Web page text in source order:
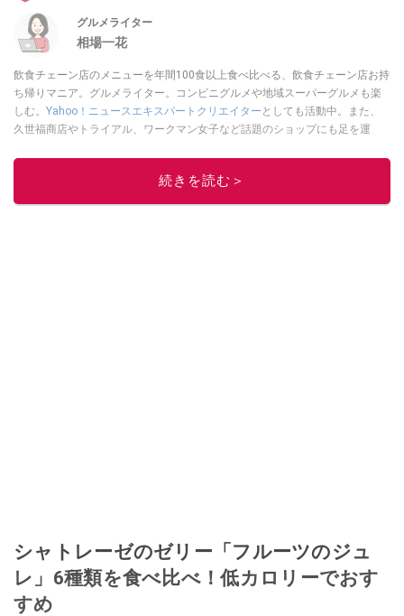
グルメライター
相場一花
飲食チェーン店のメニューを年間100食以上食べ比べる、飲食チェーン店お持
ち帰りマニア。グルメライター。コンビニグルメや地域スーパーグルメも楽
しむ。 Yahoo！ニュースエキスパートクリエイター としても活動中。また、
久世福商店やトライアル、ワークマン女子など話題のショップにも足を運
「週刊プレイボーイ」、宝島社「おいしい！ シャトレーゼBOOK」などでグ
ルメライター、食の専門家として出演実績あり。
続きを読む＞
シャトレーゼのゼリー「フルーツのジュ
レ」6種類を食べ比べ！低カロリーでおす
すめ